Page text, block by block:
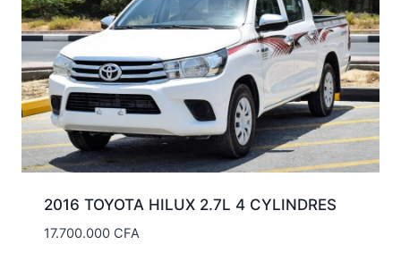
2016 TOYOTA HILUX 2.7L 4 CYLINDRES
17.700.000 CFA